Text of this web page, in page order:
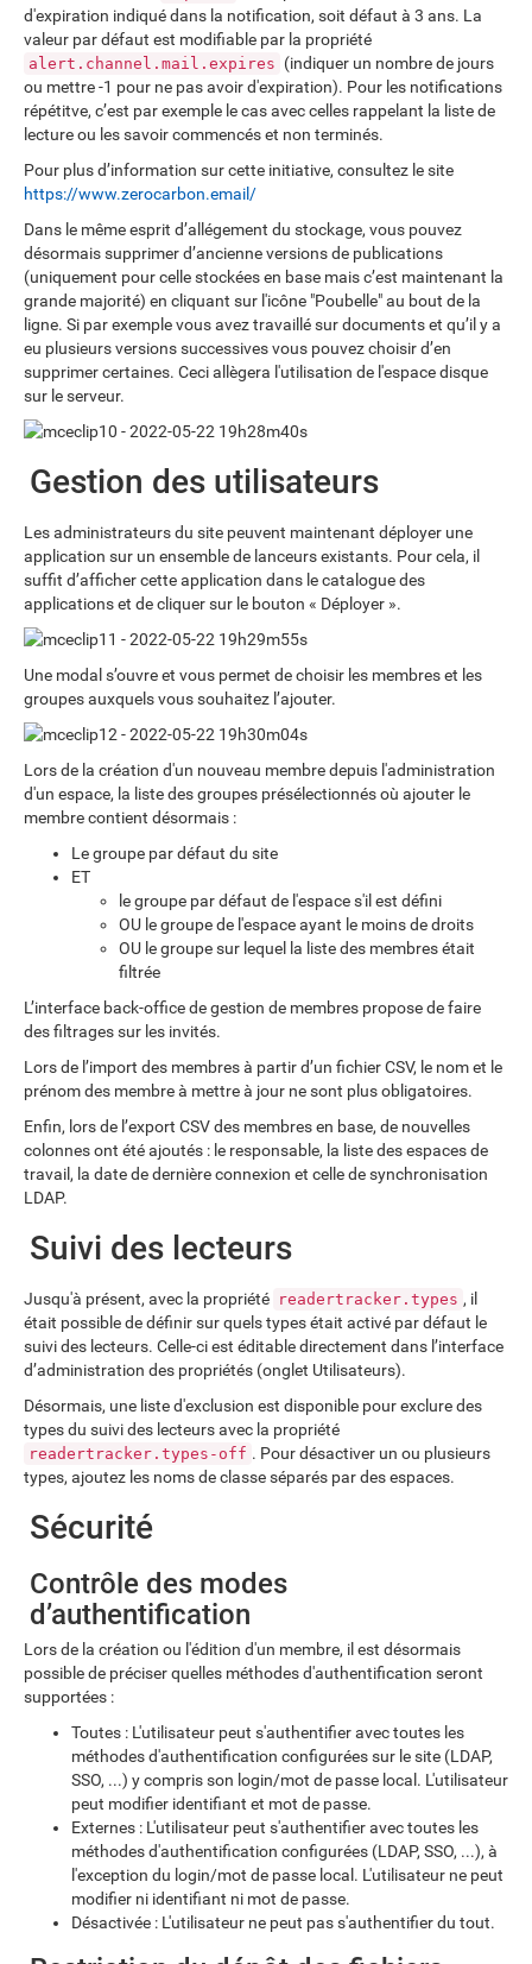
d'expiration indiqué dans la notification, soit défaut à 3 ans. La
valeur par défaut est modifiable par la propriété
alert.channel.mail.expires (indiquer un nombre de jours
ou mettre -1 pour ne pas avoir d'expiration). Pour les notifications
répétitve, c’est par exemple le cas avec celles rappelant la liste de
lecture ou les savoir commencés et non terminés.
Pour plus d’information sur cette initiative, consultez le site
https://www.zerocarbon.email/
Dans le même esprit d’allégement du stockage, vous pouvez
désormais supprimer d’ancienne versions de publications
(uniquement pour celle stockées en base mais c’est maintenant la
grande majorité) en cliquant sur l'icône "Poubelle" au bout de la
ligne. Si par exemple vous avez travaillé sur documents et qu’il y a
eu plusieurs versions successives vous pouvez choisir d’en
supprimer certaines. Ceci allègera l'utilisation de l'espace disque
sur le serveur.
Gestion des utilisateurs
Les administrateurs du site peuvent maintenant déployer une
application sur un ensemble de lanceurs existants. Pour cela, il
suffit d’afficher cette application dans le catalogue des
applications et de cliquer sur le bouton « Déployer ».
Une modal s’ouvre et vous permet de choisir les membres et les
groupes auxquels vous souhaitez l’ajouter.
Lors de la création d'un nouveau membre depuis l'administration
d'un espace, la liste des groupes présélectionnés où ajouter le
membre contient désormais :
Le groupe par défaut du site
ET
le groupe par défaut de l'espace s'il est défini
OU le groupe de l'espace ayant le moins de droits
OU le groupe sur lequel la liste des membres était
filtrée
L’interface back-office de gestion de membres propose de faire
des filtrages sur les invités.
Lors de l’import des membres à partir d’un fichier CSV, le nom et le
prénom des membre à mettre à jour ne sont plus obligatoires.
Enfin, lors de l’export CSV des membres en base, de nouvelles
colonnes ont été ajoutés : le responsable, la liste des espaces de
travail, la date de dernière connexion et celle de synchronisation
LDAP.
Suivi des lecteurs
Jusqu'à présent, avec la propriété readertracker.types , il
était possible de définir sur quels types était activé par défaut le
suivi des lecteurs. Celle-ci est éditable directement dans l’interface
d’administration des propriétés (onglet Utilisateurs).
Désormais, une liste d'exclusion est disponible pour exclure des
types du suivi des lecteurs avec la propriété
readertracker.types-off . Pour désactiver un ou plusieurs
types, ajoutez les noms de classe séparés par des espaces.
Sécurité
Contrôle des modes
d’authentification
Lors de la création ou l'édition d'un membre, il est désormais
possible de préciser quelles méthodes d'authentification seront
supportées :
Toutes : L'utilisateur peut s'authentifier avec toutes les
méthodes d'authentification configurées sur le site (LDAP,
SSO, ...) y compris son login/mot de passe local. L'utilisateur
peut modifier identifiant et mot de passe.
Externes : L'utilisateur peut s'authentifier avec toutes les
méthodes d'authentification configurées (LDAP, SSO, ...), à
l'exception du login/mot de passe local. L'utilisateur ne peut
modifier ni identifiant ni mot de passe.
Désactivée : L'utilisateur ne peut pas s'authentifier du tout.